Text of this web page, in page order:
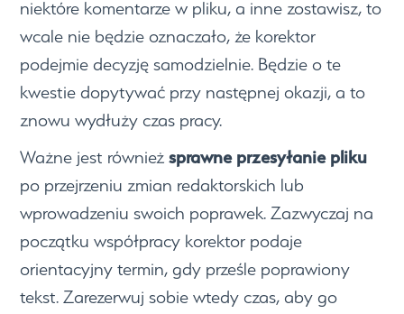
niektóre komentarze w pliku, a inne zostawisz, to
wcale nie będzie oznaczało, że korektor
podejmie decyzję samodzielnie. Będzie o te
kwestie dopytywać przy następnej okazji, a to
znowu wydłuży czas pracy.
Ważne jest równieżsprawne przesyłanie pliku
po przejrzeniu zmian redaktorskich lub
wprowadzeniu swoich poprawek. Zazwyczaj na
początku współpracy korektor podaje
orientacyjny termin, gdy prześle poprawiony
tekst. Zarezerwuj sobie wtedy czas, aby go